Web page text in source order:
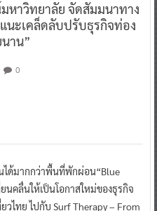
าวิทยาลัย จัดสัมมนาทาง
นะเคล็ดลับปรับธุรกิจท่อง
าน”
0
นได้มากกว่าพื้นที่พักผ่อน“Blue
ยนคลื่นให้เป็นโอกาสใหม่ของธุรกิจ
วไทย ไปกับ Surf Therapy – From